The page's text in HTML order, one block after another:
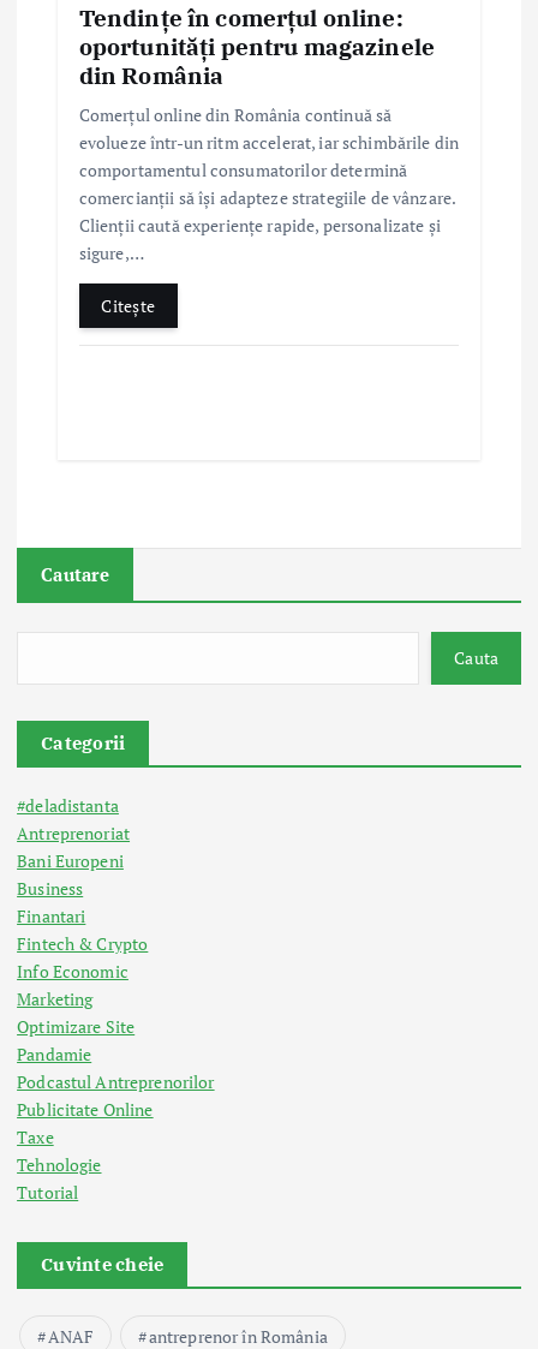
Tendințe în comerțul online:
oportunități pentru magazinele
din România
Comerțul online din România continuă să
evolueze într-un ritm accelerat, iar schimbările din
comportamentul consumatorilor determină
comercianții să își adapteze strategiile de vânzare.
Clienții caută experiențe rapide, personalizate și
sigure,…
Citește
Cautare
Cauta
Categorii
#deladistanta
Antreprenoriat
Bani Europeni
Business
Finantari
Fintech & Crypto
Info Economic
Marketing
Optimizare Site
Pandamie
Podcastul Antreprenorilor
Publicitate Online
Taxe
Tehnologie
Tutorial
Cuvinte cheie
ANAF
antreprenor în România